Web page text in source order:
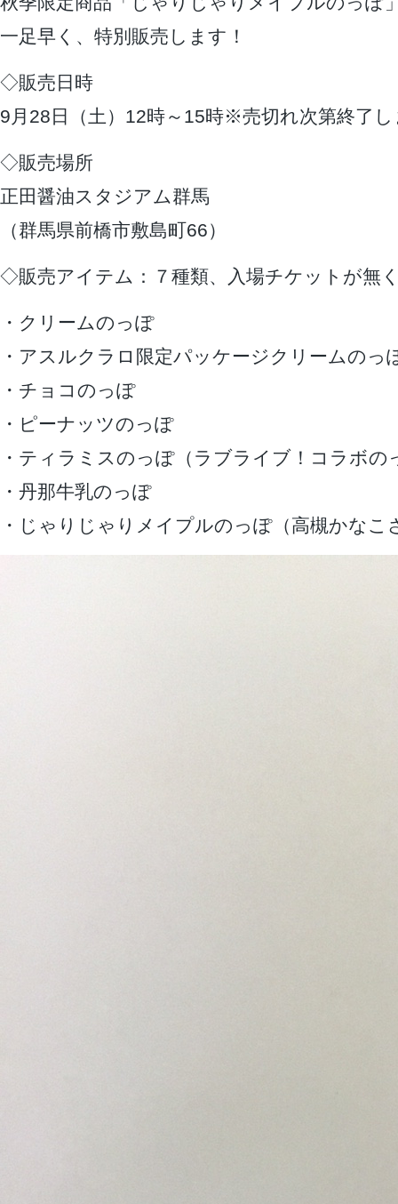
一足早く、特別販売します！
◇販売日時
9月28日（土）12時～15時※売切れ次第終了
◇販売場所
正田醤油スタジアム群馬
（群馬県前橋市敷島町66）
◇販売アイテム：７種類、入場チケットが無
・クリームのっぽ
・アスルクラロ限定パッケージクリームのっ
・チョコのっぽ
・ピーナッツのっぽ
・ティラミスのっぽ（ラブライブ！コラボの
・丹那牛乳のっぽ
・じゃりじゃりメイプルのっぽ（高槻かなこ